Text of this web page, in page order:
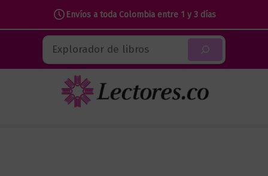
Envíos a toda Colombia entre 1 y 3 días
contenido
Buscar